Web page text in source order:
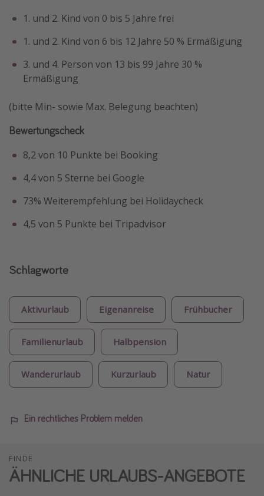
1. und 2. Kind von 0 bis 5 Jahre frei
1. und 2. Kind von 6 bis 12 Jahre 50 % Ermäßigung
3. und 4. Person von 13 bis 99 Jahre 30 %
Ermäßigung
(bitte Min- sowie Max. Belegung beachten)
Bewertungscheck
8,2 von 10 Punkte bei Booking
4,4 von 5 Sterne bei Google
73% Weiterempfehlung bei Holidaycheck
4,5 von 5 Punkte bei Tripadvisor
Schlagworte
Aktivurlaub Eigenanreise Frühbucher
Familienurlaub Halbpension
Wanderurlaub Kurzurlaub Natur
Ein rechtliches Problem melden
FINDE
ÄHNLICHE URLAUBS-ANGEBOTE